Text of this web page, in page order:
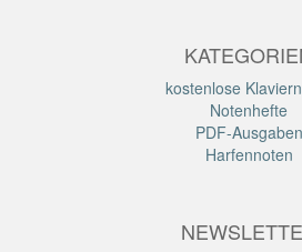
kostenlose
Notenhefte
PDF-Ausgaben
Harfennoten